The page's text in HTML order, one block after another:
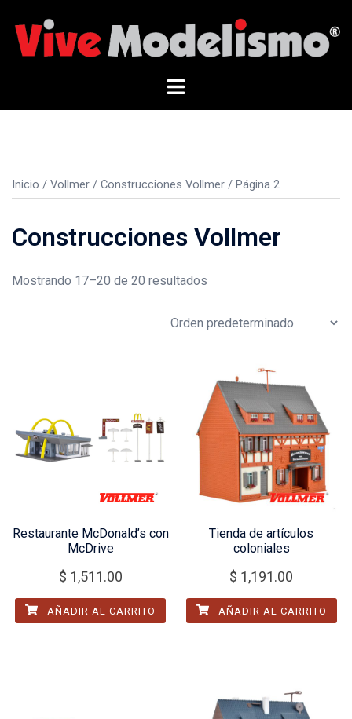
contenido
Alternar
Inicio / Vollmer / Construcciones Vollmer / Página 2
Construcciones Vollmer
Mostrando 17–20 de 20 resultados
Restaurante McDonald’s con
McDrive
$ 1,511.00
AÑADIR AL CARRITO
Tienda de artículos
coloniales
$ 1,191.00
AÑADIR AL CARRITO